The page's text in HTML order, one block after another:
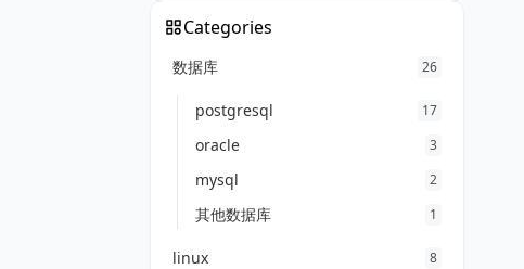
Categories
数据库 26
postgresql 17
oracle 3
mysql 2
其他数据库 1
linux 8